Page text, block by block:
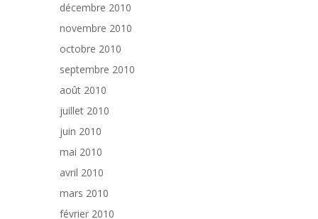
décembre 2010
novembre 2010
octobre 2010
septembre 2010
août 2010
juillet 2010
juin 2010
mai 2010
avril 2010
mars 2010
février 2010